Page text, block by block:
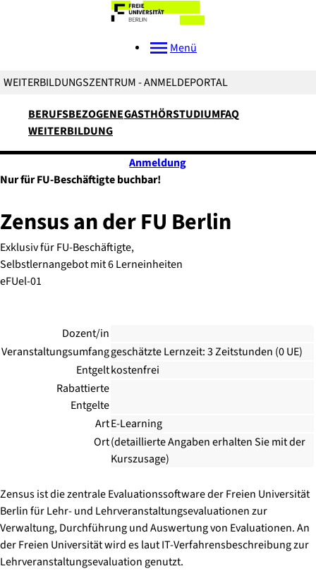
Menü
WEITERBILDUNGSZENTRUM - ANMELDEPORTAL
BERUFSBEZOGENE
WEITERBILDUNG
GASTHÖRSTUDIUMFAQ
Zensus an der FU Berlin
Exklusiv für FU-Beschäftigte,
Selbstlernangebot mit 6 Lerneinheiten
eFUel-01
Dozent/in
Veranstaltungsumfanggeschätzte Lernzeit: 3 Zeitstunden (0 UE)
Entgeltkostenfrei
Rabattierte
Entgelte
ArtE-Learning
Ort(detaillierte Angaben erhalten Sie mit der
Kurszusage)
Zensus ist die zentrale Evaluationssoftware der Freien Universität
Berlin für Lehr- und Lehrveranstaltungsevaluationen zur
Verwaltung, Durchführung und Auswertung von Evaluationen. An
der Freien Universität wird es laut IT-Verfahrensbeschreibung zur
Lehrveranstaltungsevaluation genutzt.
Anmeldung
Nur für FU-Beschäftigte buchbar!